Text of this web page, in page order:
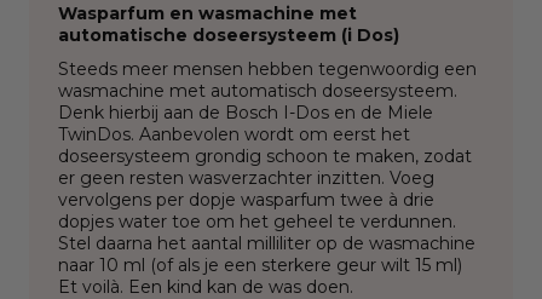
Wasparfum en wasmachine met
automatische doseersysteem (i Dos)
Steeds meer mensen hebben tegenwoordig een
wasmachine met automatisch doseersysteem.
Denk hierbij aan de Bosch I-Dos en de Miele
TwinDos. Aanbevolen wordt om eerst het
doseersysteem grondig schoon te maken, zodat
er geen resten wasverzachter inzitten. Voeg
vervolgens per dopje wasparfum twee à drie
dopjes water toe om het geheel te verdunnen.
Stel daarna het aantal milliliter op de wasmachine
naar 10 ml (of als je een sterkere geur wilt 15 ml)
Et voilà. Een kind kan de was doen.